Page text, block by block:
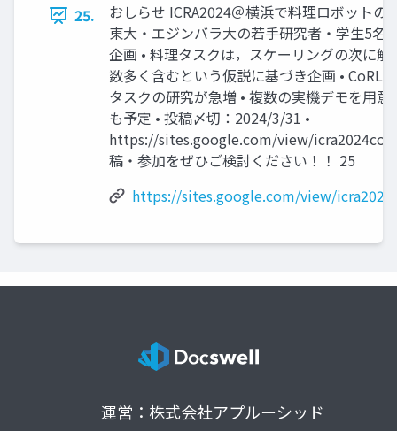
25.
おしらせ ICRA2024＠横浜で料理ロボットの
東大・エジンバラ大の若手研究者・学生5名
企画 • 料理タスクは，スケーリングの次に
数多く含むという仮説に基づき企画 •
タスクの研究が急増 • 複数の実機デモを用
も予定 • 投稿〆切：2024/3/31 •
https://sites.google.com/view/
稿・参加をぜひご検討ください！！ 25
https://sites.google.com/view/
運営：株式会社アプルーシッド